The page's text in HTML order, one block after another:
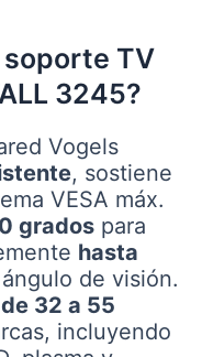
soporte TV
3245?
Vogels
, sostiene
VESA máx.
grados para
hasta
de visión.
de 32 a 55
incluyendo